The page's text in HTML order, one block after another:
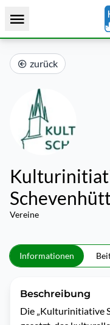
zurück
Vereine
Informationen
Beschreibung
Die „Kulturinitiative